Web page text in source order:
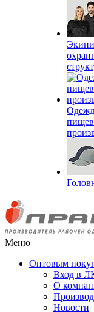
Меню
Оптовым
Вход в
О
Новости